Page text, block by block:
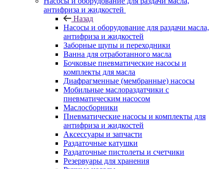
антифриза и жидкостей
Назад
Насосы и оборудование для раздачи масла,
антифриза и жидкостей
Заборные щупы и переходники
Ванна для отработанного масла
Бочковые пневматические насосы и
комплекты для масла
Диафрагменные (мембранные) насосы
Мобильные маслораздатчики с
пневматическим насосом
Маслосборники
Пневматические насосы и комплекты для
антифриза и жидкостей
Аксессуары и запчасти
Раздаточные катушки
Раздаточные пистолеты и счетчики
Резервуары для хранения